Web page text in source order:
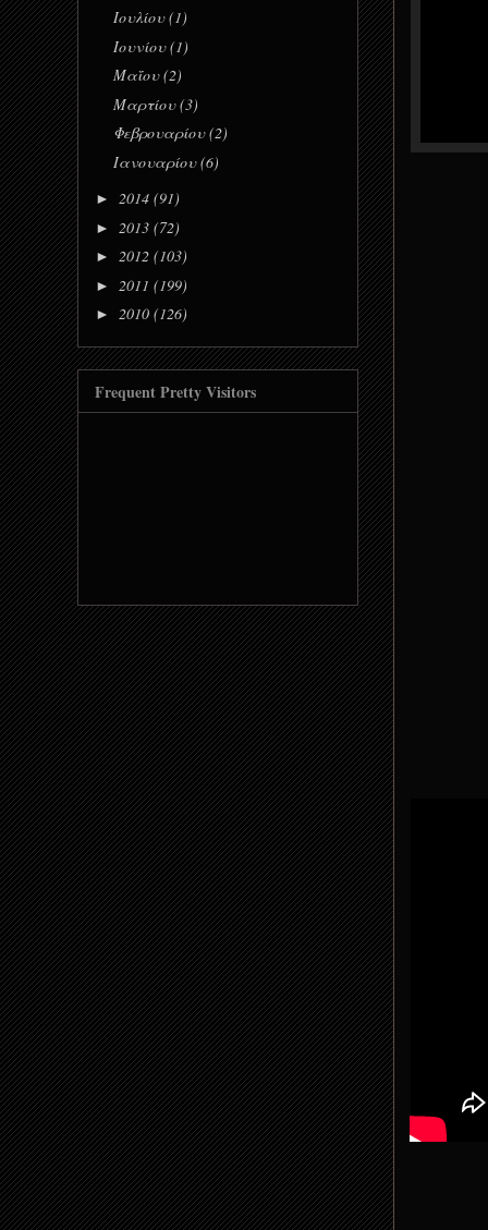
Ιουλίου(1)
Ιουνίου(1)
Μαΐου(2)
Μαρτίου(3)
Φεβρουαρίου(2)
Ιανουαρίου(6)
► 2014 (91)
► 2013 (72)
► 2012 (103)
► 2011 (199)
► 2010 (126)
Frequent Pretty Visitors